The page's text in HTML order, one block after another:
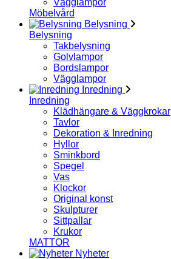
Vägglampor
Möbelvård
Belysning
Belysning
Takbelysning
Golvlampor
Bordslampor
Vägglampor
Inredning
Inredning
Klädhängare & Väggkrokar
Tavlor
Dekoration & Inredning
Hyllor
Sminkbord
Spegel
Vas
Klockor
Original konst
Skulpturer
Sittpallar
Krukor
MATTOR
Nyheter